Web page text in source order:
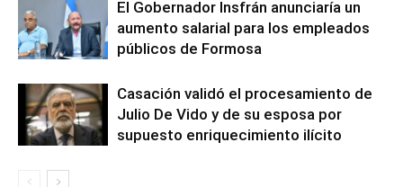
El Gobernador Insfrán anunciaría un
aumento salarial para los empleados
públicos de Formosa
Casación validó el procesamiento de
Julio De Vido y de su esposa por
supuesto enriquecimiento ilícito